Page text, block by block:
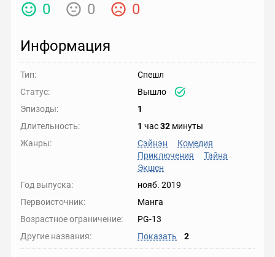
0 0 0
Информация
Тип:
Спешл
Статус:
Вышло
Эпизоды:
1
Длительность:
1 час32 минуты
Жанры:
Сэйнэн
Комедия
Приключения
Тайна
Экшен
Год выпуска:
нояб. 2019
Первоисточник:
Манга
Возрастное ограничение:
PG-13
Другие названия:
Показать 2